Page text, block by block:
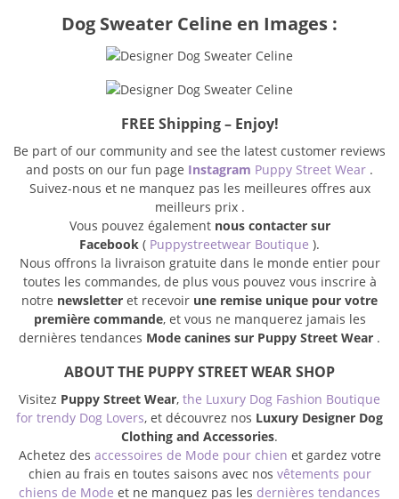
Dog Sweater Celine en Images :
FREE Shipping – Enjoy!
Be part of our community and see the latest customer reviews
and posts on our fun page Instagram Puppy Street Wear .
Suivez-nous et ne manquez pas les meilleures offres aux
meilleurs prix .
Vous pouvez également nous contacter sur
Facebook ( Puppystreetwear Boutique ).
Nous offrons la livraison gratuite dans le monde entier pour
toutes les commandes, de plus vous pouvez vous inscrire à
notre newsletter et recevoir une remise unique pour votre
première commande, et vous ne manquerez jamais les
dernières tendances Mode canines sur Puppy Street Wear .
ABOUT THE PUPPY STREET WEAR SHOP
Visitez Puppy Street Wear, the Luxury Dog Fashion Boutique
for trendy Dog Lovers, et découvrez nos Luxury Designer Dog
Clothing and Accessories.
Achetez des accessoires de Mode pour chien et gardez votre
chien au frais en toutes saisons avec nos vêtements pour
chiens de Mode et ne manquez pas les dernières tendances